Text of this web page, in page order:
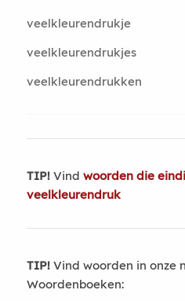
veelkleurendrukje
veelkleurendrukjes
veelkleurendrukken
TIP!Vind woorden die
veelkleurendruk
TIP!Vind woorden in onze
Woordenboeken: